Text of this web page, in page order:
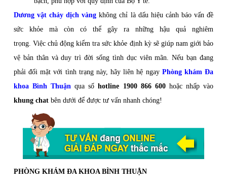
Dương vật chảy dịch vàng không chỉ là dấu hiệu cảnh báo vấn đề
sức khỏe mà còn có thể gây ra những hậu quả nghiêm
trọng. Việc chủ động kiểm tra sức khỏe định kỳ sẽ giúp nam giới bảo
vệ bản thân và duy trì đời sống tình dục viên mãn. Nếu bạn đang
phải đối mặt với tình trạng này, hãy liên hệ ngay Phòng khám Đa
khoa Bình Thuận qua sốhotline 1900 866 600hoặc nhấp vào
khung chat bên dưới để được tư vấn nhanh chóng!
PHÒNG KHÁM ĐA KHOA BÌNH THUẬN